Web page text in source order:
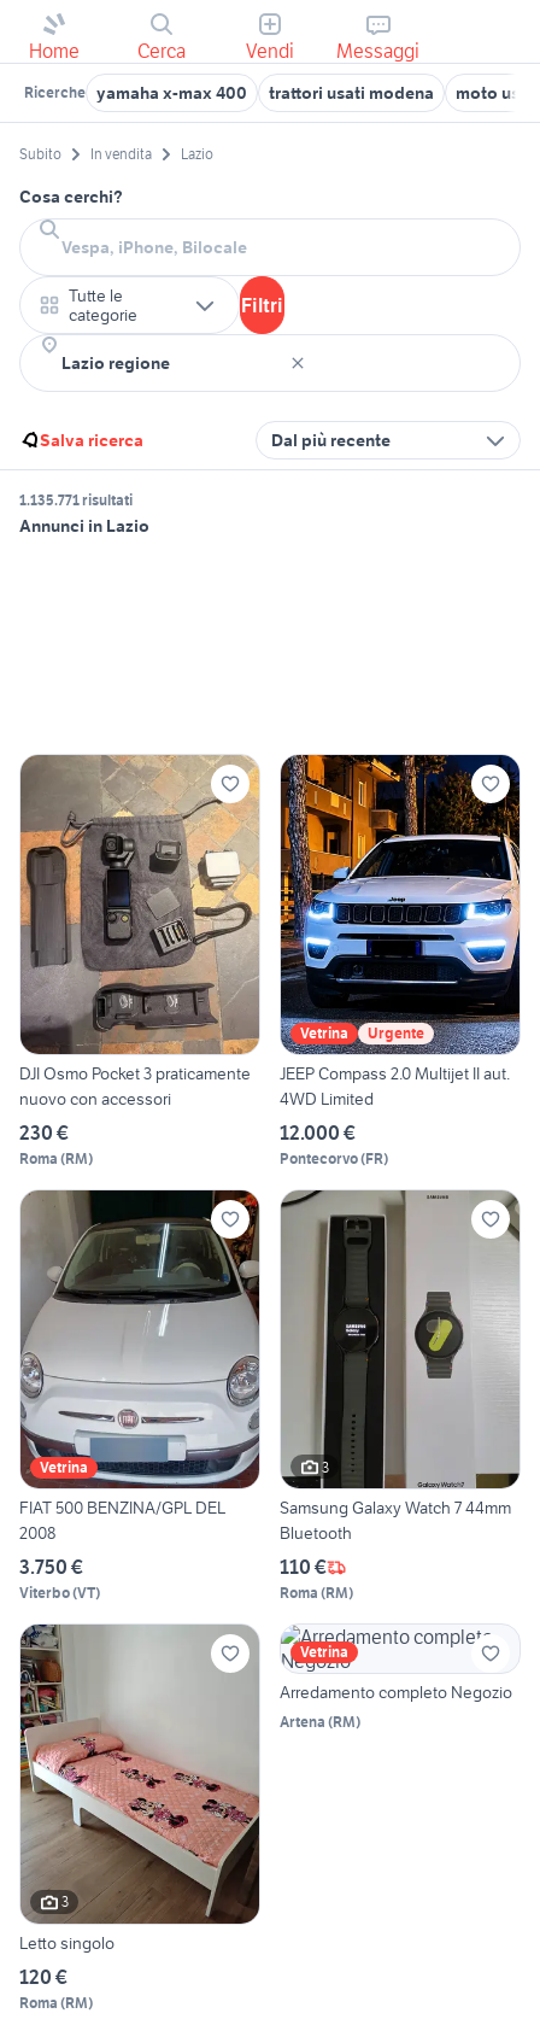
Home Cerca Vendi Messaggi
Ricerche yamaha x-max 400 trattori usati modena moto
Subito In vendita Lazio
Cosa cerchi?
Tutte le
categorie
Filtri
Salva ricerca Dal più recente
1.135.771 risultati
Annunci in Lazio
DJI Osmo Pocket 3 praticamente
nuovo con accessori
230 €
Roma (RM)
Vetrina Urgente
JEEP Compass 2.0 Multijet II aut.
4WD Limited
12.000 €
Pontecorvo(FR)
Vetrina
FIAT 500 BENZINA/GPL DEL
2008
3.750 €
Viterbo(VT)
3
Samsung Galaxy Watch 7 44mm
Bluetooth
110 €
Roma (RM)
3
Letto singolo
120 €
Roma (RM)
Vetrina
Arredamento completo Negozio
Artena (RM)